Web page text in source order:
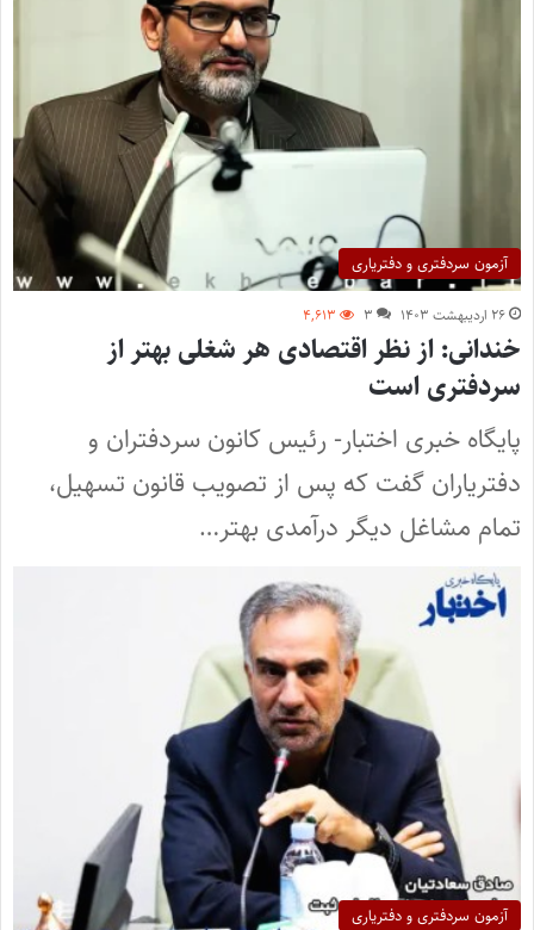
آزمون سردفتری و دفتریاری
۲۶ اردیبهشت ۱۴۰۳ ۳ ۴,۶۱۳
خندانی: از نظر اقتصادی هر شغلی بهتر از
سردفتری است
پایگاه خبری اختبار- رئیس کانون سردفتران و
دفتریاران گفت که پس از تصویب قانون تسهیل،
تمام مشاغل دیگر درآمدی بهتر…
آزمون سردفتری و دفتریاری